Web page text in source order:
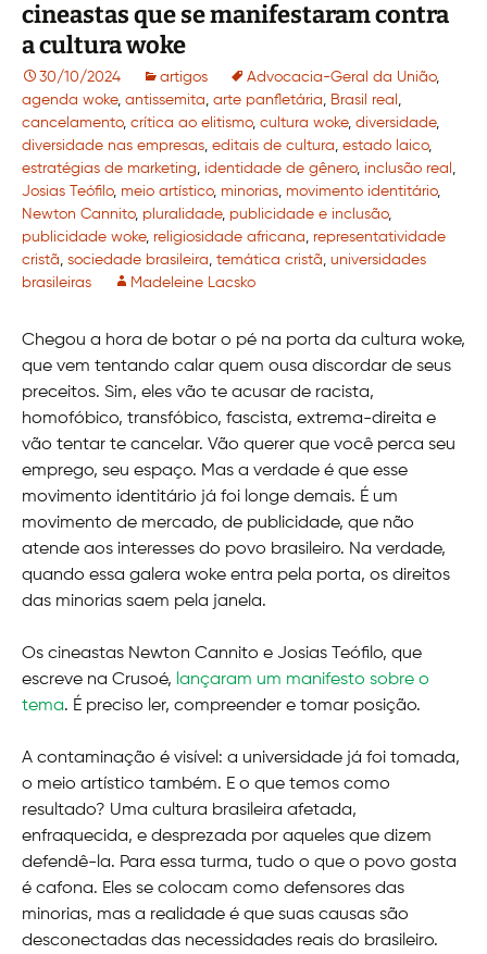
cineastas que se manifestaram contra
a cultura woke
30/10/2024 artigos Advocacia-Geral da União,
agenda woke, antissemita arte panfletária Brasil real
cancelamento, crítica ao elitismo, cultura woke, diversidade,
diversidade nas empresas editais de cultura estado laico,
estratégias de marketing identidade de gênero, inclusão real
Josias Teófilo, meio artístico, minorias movimento identitário,
Newton Cannito, pluralidade, publicidade e inclusão,
publicidade woke, religiosidade africana
representatividade
cristã sociedade brasileira temática cristã universidades
brasileiras
Madeleine Lacsko
Chegou a hora de botar o pé na porta da cultura woke,
que vem tentando calar quem ousa discordar de seus
preceitos. Sim, eles vão te acusar de racista,
homofóbico, transfóbico, fascista, extrema-direita e
vão tentar te cancelar. Vão querer que você perca seu
emprego, seu espaço. Mas a verdade é que esse
movimento identitário já foi longe demais. É um
movimento de mercado, de publicidade, que não
atende aos interesses do povo brasileiro. Na verdade,
quando essa galera woke entra pela porta, os direitos
das minorias saem pela janela.
Os cineastas Newton Cannito e Josias Teófilo, que
escreve na Crusoé, lançaram um manifesto sobre o
tema. É preciso ler, compreender e tomar posição.
A contaminação é visível: a universidade já foi tomada,
o meio artístico também. E o que temos como
resultado? Uma cultura brasileira afetada,
enfraquecida, e desprezada por aqueles que dizem
defendê-la. Para essa turma, tudo o que o povo gosta
é cafona. Eles se colocam como defensores das
minorias, mas a realidade é que suas causas são
desconectadas das necessidades reais do brasileiro.